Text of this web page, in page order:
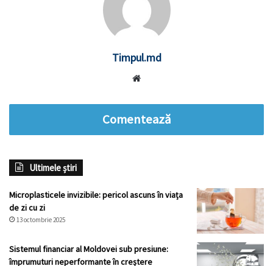
Timpul.md
Comentează
Ultimele știri
Microplasticele invizibile: pericol ascuns în viața
de zi cu zi
13 octombrie 2025
Sistemul financiar al Moldovei sub presiune:
împrumuturi neperformante în creștere